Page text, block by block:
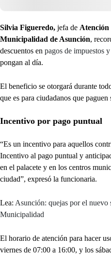
Silvia Figueredo, jefa de
Municipalidad de Asunción,
descuentos en pagos de impuestos y
pongan al día.
El beneficio se otorgará durante
que es para ciudadanos que
Incentivo por pago puntual
“Es un incentivo para aquellos
Incentivo al pago puntual y
en el palacete y en los centros
ciudad”, expresó la funcionaria.
Lea: Asunción: quejas por el nuevo
Municipalidad
El horario de atención para hacer
viernes de 07:00 a 16:00, y los